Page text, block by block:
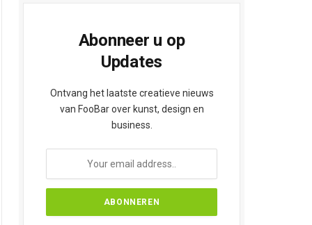
Abonneer u op
Updates
Ontvang het laatste creatieve nieuws
van FooBar over kunst, design en
business.